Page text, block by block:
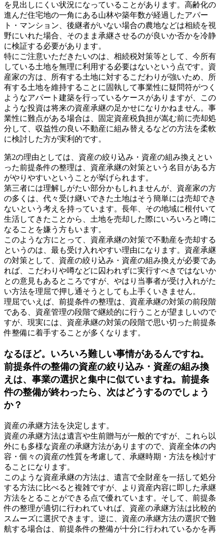
を見出しにくい状況になっていることがあります。高齢化の
進んだ住宅地の一角にある山林や築年数が経過したアパー
ト・マンション、後継者がいない場合の農地などは相続を視
野にいれた場合、そのまま承継させるのが良いか否かを冷静
に検証する必要があります。
特にご注意いただきたいのは、相続税対策等として、今所有
している土地を無理に利用する必要はないという点です。資
産家の方は、所有する土地に対するこだわりが強いため、所
有する土地を維持することに固執して事業性に疑問符がつく
ようなアパート建築を行っているケースがありますが、この
ような投資は将来の資産承継の足かせになりかねません。事
業性に難点がある場合は、固定資産税負担が嵩む前に売却処
分して、収益性の良い不動産に組み替えるなどの方法を柔軟
に検討した方が実利的です。
第2の理由としては、資産の絞り込み・資産の組み換えとい
った前提条件の整理は、資産承継の対策という名目がある方
がやりやすいということが挙げられます。
第三者には理解しがたい部分かもしれませんが、資産家の方
の多くは、代々受け継いできた土地はそう簡単には売却でき
ないという考えを持っています。長年、その地域に根付いて
生活してきたことから、土地を売却した際にいろいろと噂に
なることを嫌う方もいます。
このような方にとって、資産承継の対策で不動産を売却する
というのは、最も受け入れやすい理由になります。資産承継
の対策として、資産の絞り込み・資産の組み換えが必要であ
れば、こだわりや噂などに囚われずに実行すべきではないか
との意見もあるところですが、やはり当事者が受け入れがた
い方法を理屈で押し通そうとしても上手くいきません。
理屈でいえば、前提条件の整理は、資産承継の対策の前段階
である、資産管理の段階で継続的に行うことが望ましいので
すが、現実には、資産承継の対策の段階で思い切った前提条
件整備に着手することが多くなります。
なるほど。いろいろ難しい事情があるんですね。
前提条件の整備の資産の絞り込み・資産の組み換
えは、事業の選択と集中に似ていますね。前提条
件の整備が終わったら、次はどうするのでしょう
か？
資産の承継方法を決定します。
資産の承継方法は遺言や生前贈与が一般的ですが、これら以
外にも多様な資産の承継方法がありますので、資産全体の内
容・個々の資産の性質を考慮して、承継時期・方法を検討す
ることになります。
このような資産承継の方法は、遺言で全財産を一括して処分
する方法に比べると複雑ですが、より資産内容に即した承継
方法をとることができる点で優れています。そして、前提条
件の整理が適切に行われていれば、資産の承継方法は比較的
スムーズに選択できます。逆に、資産の承継方法の選択で難
航する場合は、前提条件の整備が十分に行われているかを再